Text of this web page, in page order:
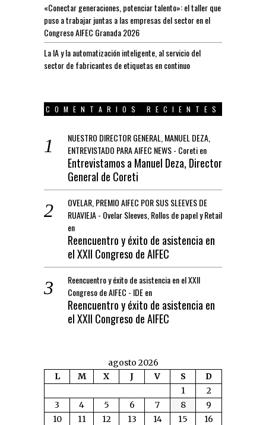
«Conectar generaciones, potenciar talento»: el taller que
puso a trabajar juntas a las empresas del sector en el
Congreso AIFEC Granada 2026
La IA y la automatización inteligente, al servicio del
sector de fabricantes de etiquetas en continuo
COMENTARIOS RECIENTES
NUESTRO DIRECTOR GENERAL, MANUEL DEZA,
ENTREVISTADO PARA AIFEC NEWS - Coretien
Entrevistamos a Manuel Deza, Director
General de Coreti
OVELAR, PREMIO AIFEC POR SUS SLEEVES DE
RUAVIEJA - Ovelar Sleeves, Rollos de papel y Retail
en
Reencuentro y éxito de asistencia en
el XXII Congreso de AIFEC
Reencuentro y éxito de asistencia en el XXII
Congreso de AIFEC - IDEen
Reencuentro y éxito de asistencia en
el XXII Congreso de AIFEC
agosto 2026
L
M X J V S
D
1
2
3
4 5 6 7 8
9
10
11 12 13 14 15
16